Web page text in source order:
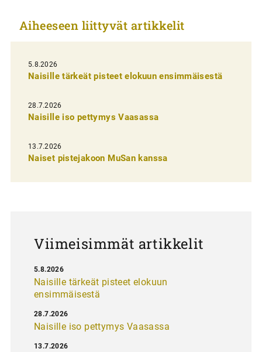
k
e
l
i
e
n
e
Aiheeseen liittyvät artikkelit
5.8.2026
Naisille tärkeät pisteet elokuun ensimmäisestä
28.7.2026
Naisille iso pettymys Vaasassa
13.7.2026
Naiset pistejakoon MuSan kanssa
Viimeisimmät artikkelit
Naisille tärkeät pisteet elokuun
ensimmäisestä
5.8.2026
Naisille iso pettymys Vaasassa
28.7.2026
13.7.2026